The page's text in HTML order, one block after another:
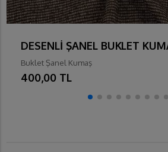
DESENLİ ŞANEL BUKLET
Buklet Şanel Kumaş
400,00 TL